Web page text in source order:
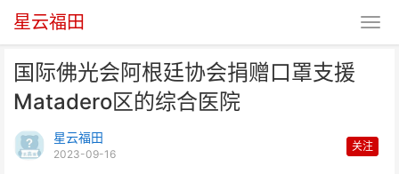
星云福田
国际佛光会阿根廷协会捐赠口罩支援
Matadero区的综合医院
星云福田
2023-09-16
关注